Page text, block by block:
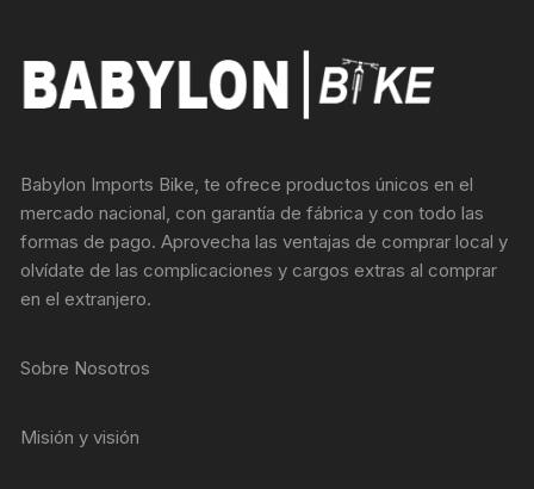
Babylon Imports Bike, te ofrece productos únicos en el
mercado nacional, con garantía de fábrica y con todo las
formas de pago. Aprovecha las ventajas de comprar local y
olvídate de las complicaciones y cargos extras al comprar
en el extranjero.
Sobre Nosotros
Misión y visión